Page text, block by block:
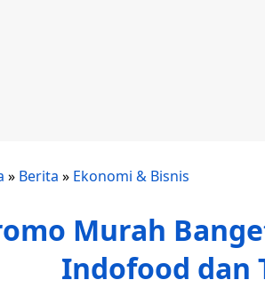
» Berita » Ekonomi & Bisnis
Murah
Indofood dan